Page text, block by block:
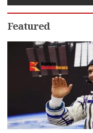
സന്ദര്‍ശിച്ചു
Featured